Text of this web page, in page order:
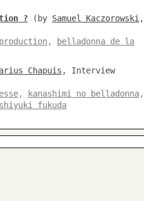
? (by Samuel Kaczorowski ,
,
belladonna de la
Chapuis , Interview
, kanashimi no belladonna,
fukuda